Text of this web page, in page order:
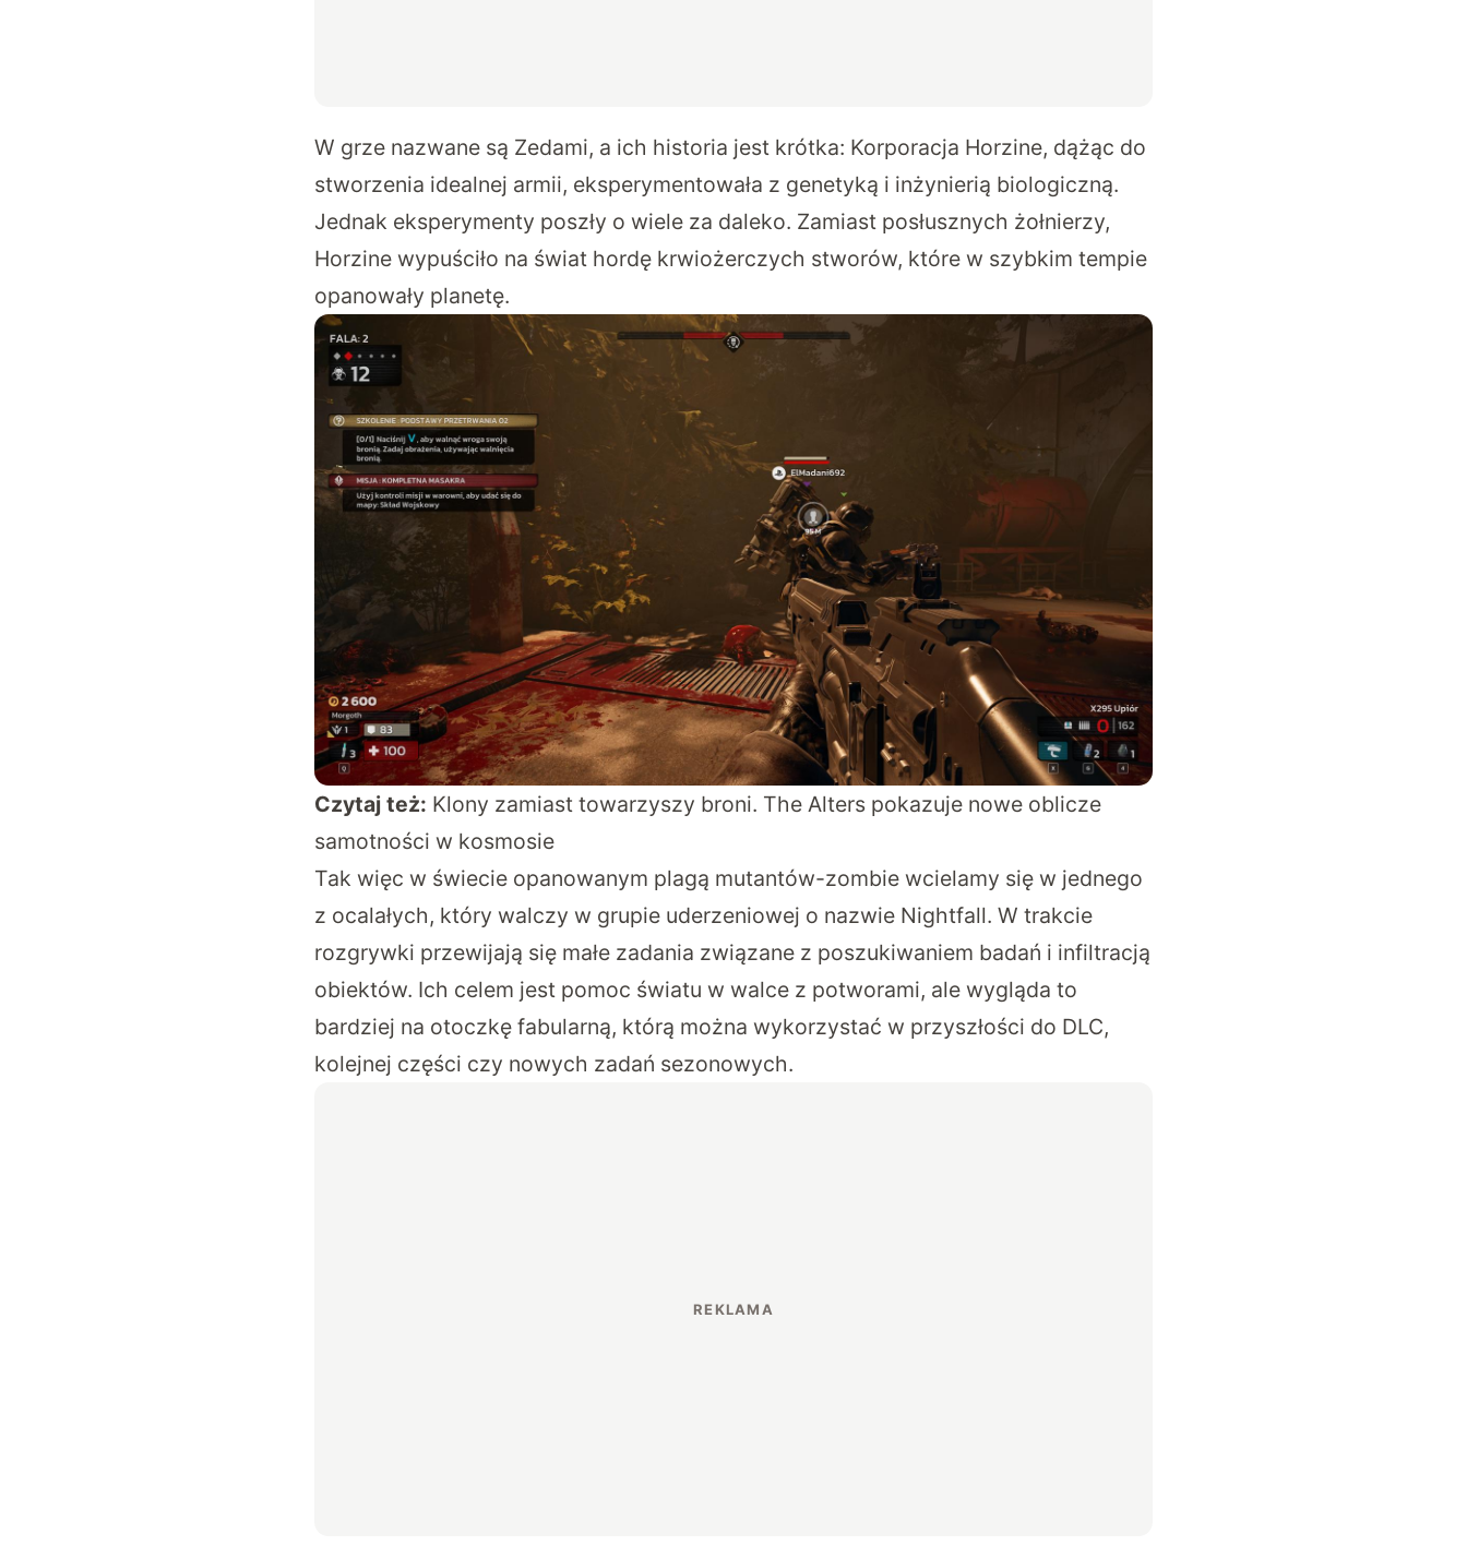
W grze nazwane są Zedami, a ich historia jest krótka: Korporacja Horzine, dążąc do
stworzenia idealnej armii, eksperymentowała z genetyką i inżynierią biologiczną.
Jednak eksperymenty poszły o wiele za daleko. Zamiast posłusznych żołnierzy,
Horzine wypuściło na świat hordę krwiożerczych stworów, które w szybkim tempie
opanowały planetę.
Czytaj też: Klony zamiast towarzyszy broni. The Alters pokazuje nowe oblicze
samotności w kosmosie
Tak więc w świecie opanowanym plagą mutantów-zombie wcielamy się w jednego
z ocalałych, który walczy w grupie uderzeniowej o nazwie Nightfall. W trakcie
rozgrywki przewijają się małe zadania związane z poszukiwaniem badań i infiltracją
obiektów. Ich celem jest pomoc światu w walce z potworami, ale wygląda to
bardziej na otoczkę fabularną, którą można wykorzystać w przyszłości do DLC,
kolejnej części czy nowych zadań sezonowych.